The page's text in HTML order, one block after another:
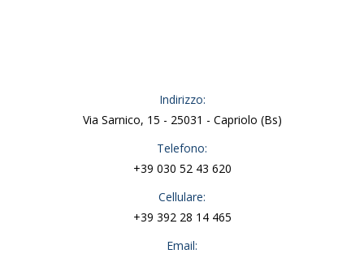
Indirizzo:
Via Sarnico, 15 - 25031 - Capriolo (Bs)
Telefono:
+39 030 52 43 620
Cellulare:
+39 392 28 14 465
Email: